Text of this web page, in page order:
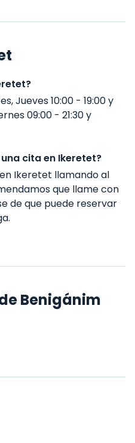
Jueves 10:00 - 19:00 y
09:00 - 21:30 y
cita en Ikeretet?
Ikeretet llamando al
que llame con
de que puede reservar
Benigánim